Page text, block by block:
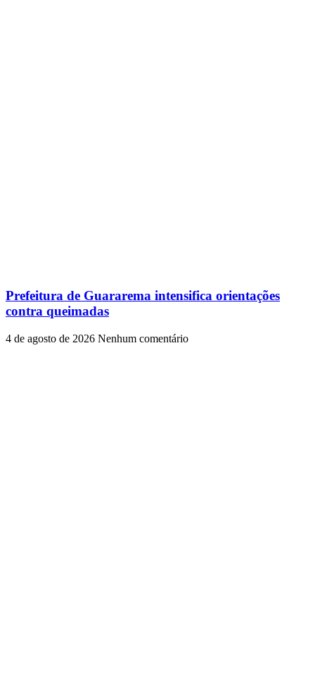
Prefeitura de Guararema intensifica orientações
contra queimadas
4 de agosto de 2026 Nenhum comentário